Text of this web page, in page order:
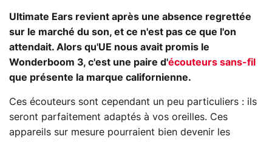
Ultimate Ears revient après une absence regrettée
sur le marché du son, et ce n'est pas ce que l'on
attendait. Alors qu'UE nous avait promis le
Wonderboom 3, c'est une paire d'écouteurs sans-fil
que présente la marque californienne.
Ces écouteurs sont cependant un peu particuliers : ils
seront parfaitement adaptés à vos oreilles. Ces
appareils sur mesure pourraient bien devenir les